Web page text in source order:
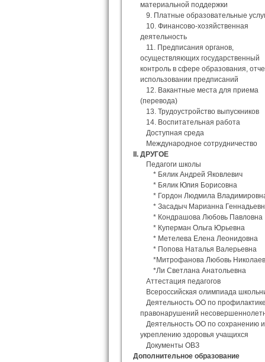
материальной поддержки
9. Платные образовательные
10. Финансово-хозяйственная
деятельность
11. Предписания органов,
осуществляющих государственный
контроль в сфере образования,
использовании предписаний
12. Вакантные места для приема
(перевода)
13. Трудоустройство выпускников
14. Воспитательная работа
Доступная среда
Международное сотрудничество
II. ДРУГОЕ
Педагоги школы
* Бялик Андрей Яковлевич
* Бялик Юлия Борисовна
* Гордон Людмила
* Засадыч Марианна
* Кондрашова Любовь Павловна
* Куперман Ольга Юрьевна
* Метелева Елена Леонидовна
* Попова Наталья Валерьевна
*Митрофанова Любовь
*Ли Светлана Анатольевна
Аттестация педагогов
Всероссийская олимпиада
Деятельность ОО по профилактике
правонарушений
Деятельность ОО по сохранению и
укреплению здоровья учащихся
Документы ОВЗ
Дополнительное образование